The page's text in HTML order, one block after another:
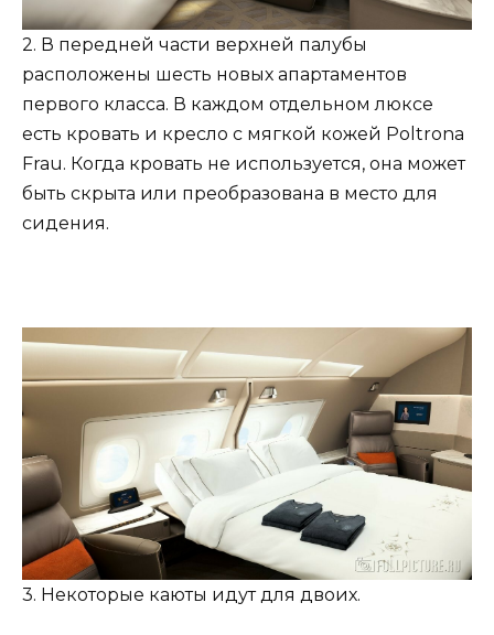
2. В передней части верхней палубы
расположены шесть новых апартаментов
первого класса. В каждом отдельном люксе
есть кровать и кресло с мягкой кожей Poltrona
Frau. Когда кровать не используется, она может
быть скрыта или преобразована в место для
сидения.
3. Некоторые каюты идут для двоих.